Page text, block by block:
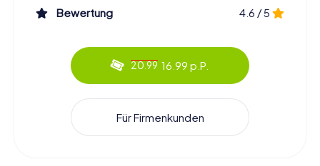
Bewertung 4.6 / 5
20.99 16.99 p.P.
Für Firmenkunden